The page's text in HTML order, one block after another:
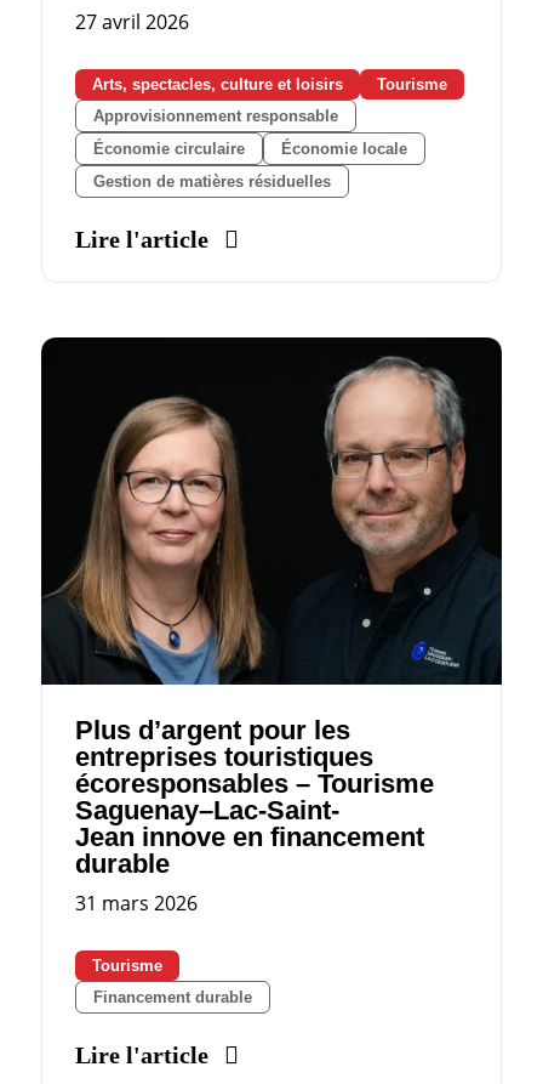
27 avril 2026
Arts, spectacles, culture et loisirs
Tourisme
Approvisionnement responsable
Économie circulaire
Économie locale
Gestion de matières résiduelles
Lire l'article
Plus d’argent pour les
entreprises touristiques
écoresponsables – Tourisme
Saguenay–Lac-Saint-
Jean innove en financement
durable
31 mars 2026
Tourisme
Financement durable
Lire l'article